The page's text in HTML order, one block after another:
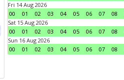
Fri 14 Aug 2026
00
01 02 03 04 05 06 07 08
Sat 15 Aug 2026
00
01 02 03 04 05 06 07 08
Sun 16 Aug 2026
00
01 02 03 04 05 06 07 08